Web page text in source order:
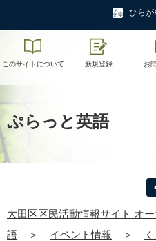
ひらが
このサイトについて 新規登録 お
ぷらっと英語
大田区区民活動情報サイト オ
語
＞ イベント情報 ＞